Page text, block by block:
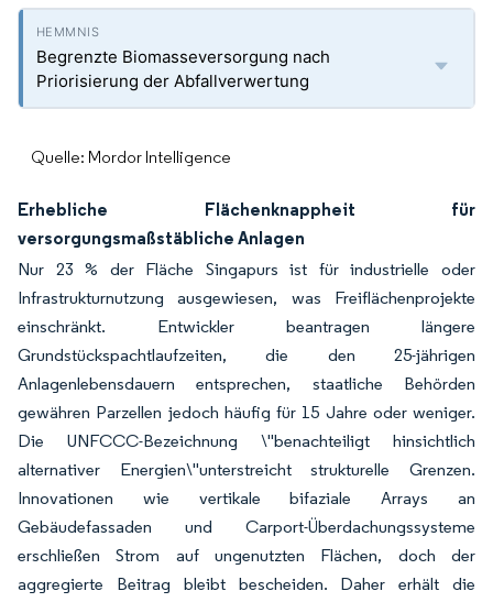
Begrenzte Biomasseversorgung nach
Priorisierung der Abfallverwertung
Quelle: Mordor Intelligence
Erhebliche Flächenknappheit für
versorgungsmaßstäbliche Anlagen
Nur 23 % der Fläche Singapurs ist für industrielle oder
Infrastrukturnutzung ausgewiesen, was Freiflächenprojekte
einschränkt. Entwickler beantragen längere
Grundstückspachtlaufzeiten, die den 25-jährigen
Anlagenlebensdauern entsprechen, staatliche Behörden
gewähren Parzellen jedoch häufig für 15 Jahre oder weniger.
Die UNFCCC-Bezeichnung \"benachteiligt hinsichtlich
alternativer Energien\"unterstreicht strukturelle Grenzen.
Innovationen wie vertikale bifaziale Arrays an
Gebäudefassaden und Carport-Überdachungssysteme
erschließen Strom auf ungenutzten Flächen, doch der
aggregierte Beitrag bleibt bescheiden. Daher erhält die